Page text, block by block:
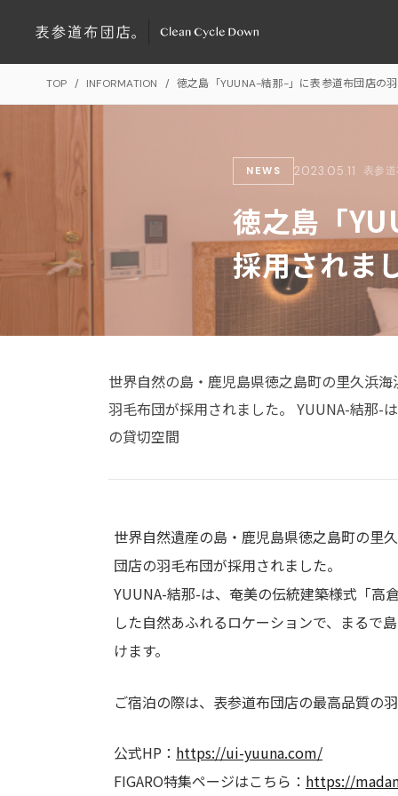
TOP / INFORMATION / 徳之島「YUUNA-結那-」に表参道布団店の
NEWS 2023.05.11 表参
徳之島「
採用されま
世界自然の島・鹿児島県徳之島町の里久浜
羽毛布団が採用されました。 YUUNA-結那-
の貸切空間
世界自然遺産の島・鹿児島県徳之島町の里
団店の羽毛布団が採用されました。
YUUNA-結那-は、奄美の伝統建築様式「高
した自然あふれるロケーションで、まるで
けます。
ご宿泊の際は、表参道布団店の最高品質の
公式HP： https://ui-yuuna.com/
FIGARO特集ページはこちら： https://